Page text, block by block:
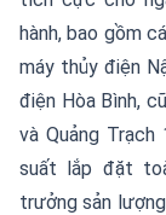
hành, bao gồm
máy thủy điện
điện Hòa Bình,
và Quảng
suất lắp đặt
trưởng sản